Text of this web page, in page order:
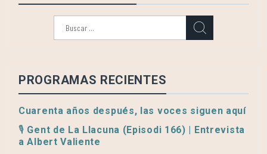
Buscar:
PROGRAMAS RECIENTES
Cuarenta años después, las voces siguen aquí
🎙️ Gent de La Llacuna (Episodi 166) | Entrevista
a Albert Valiente